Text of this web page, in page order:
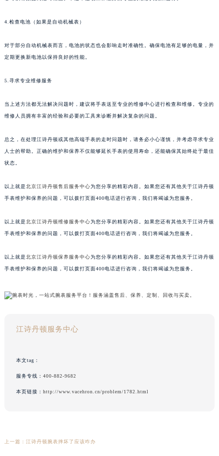
4.检查电池（如果是自动机械表）
对于部分自动机械表而言，电池的状态也会影响走时准确性。确保电池有足够的电量，并
定期更换新电池以保持良好的性能。
5.寻求专业维修服务
当上述方法都无法解决问题时，建议将手表送至专业的维修中心进行检查和维修。专业的
维修人员拥有丰富的经验和必要的工具来诊断并解决复杂的问题。
总之，在处理江诗丹顿或其他高端手表的走时问题时，请务必小心谨慎，并考虑寻求专业
人士的帮助。正确的维护和保养不仅能够延长手表的使用寿命，还能确保其始终处于最佳
状态。
以上就是北京江诗丹顿售后服务中心为您分享的精彩内容。如果您还有其他关于江诗丹顿
手表维护和保养的问题，可以拨打页面400电话进行咨询，我们将竭诚为您服务。
以上就是北京江诗丹顿维修服务中心为您分享的精彩内容。如果您还有其他关于江诗丹顿
手表维护和保养的问题，可以拨打页面400电话进行咨询，我们将竭诚为您服务。
以上就是北京江诗丹顿保养服务中心为您分享的精彩内容。如果您还有其他关于江诗丹顿
手表维护和保养的问题，可以拨打页面400电话进行咨询，我们将竭诚为您服务。
江诗丹顿服务中心
本文tag：
服务专线： 400-882-9682
本页链接： http://www.vacehron.cn/problem/1782.html
上一篇： 江诗丹顿腕表摔坏了应该咋办